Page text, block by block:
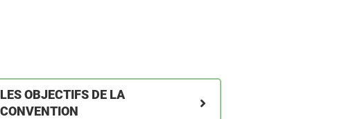
LES OBJECTIFS DE LA
CONVENTION